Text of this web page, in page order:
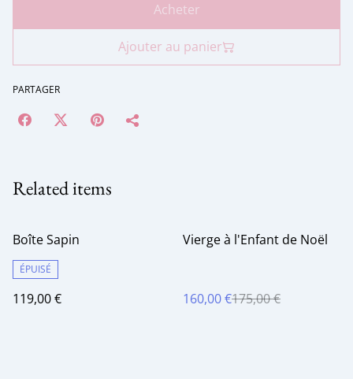
Acheter
Ajouter au panier
PARTAGER
Related items
Boîte Sapin
ÉPUISÉ
119,00 €
%
Vierge à l'Enfant de Noël
160,00 €175,00 €